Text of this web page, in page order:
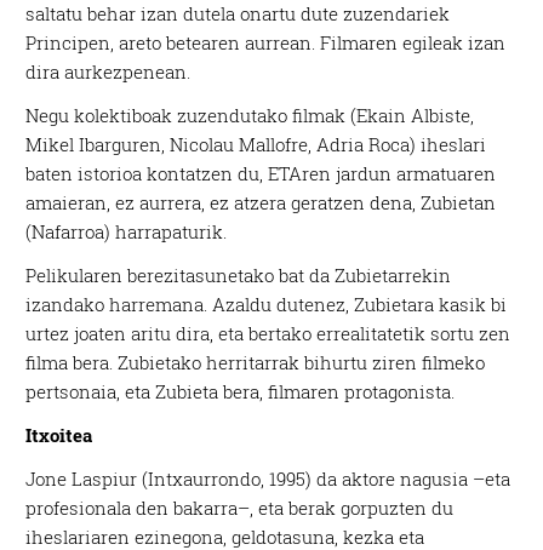
saltatu behar izan dutela onartu dute zuzendariek
Principen, areto betearen aurrean. Filmaren egileak izan
dira aurkezpenean.
Negu kolektiboak zuzendutako filmak (Ekain Albiste,
Mikel Ibarguren, Nicolau Mallofre, Adria Roca) iheslari
baten istorioa kontatzen du, ETAren jardun armatuaren
amaieran, ez aurrera, ez atzera geratzen dena, Zubietan
(Nafarroa) harrapaturik.
Pelikularen berezitasunetako bat da Zubietarrekin
izandako harremana. Azaldu dutenez, Zubietara kasik bi
urtez joaten aritu dira, eta bertako errealitatetik sortu zen
filma bera. Zubietako herritarrak bihurtu ziren filmeko
pertsonaia, eta Zubieta bera, filmaren protagonista.
Itxoitea
Jone Laspiur (Intxaurrondo, 1995) da aktore nagusia –eta
profesionala den bakarra–, eta berak gorpuzten du
iheslariaren ezinegona, geldotasuna, kezka eta